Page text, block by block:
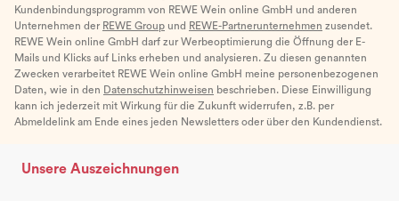
Kundenbindungsprogramm von REWE Wein online GmbH und anderen
Unternehmen der REWE Group und REWE-Partnerunternehmen zusendet.
REWE Wein online GmbH darf zur Werbeoptimierung die Öffnung der E-
Mails und Klicks auf Links erheben und analysieren. Zu diesen genannten
Zwecken verarbeitet REWE Wein online GmbH meine personenbezogenen
Daten, wie in den Datenschutzhinweisen beschrieben. Diese Einwilligung
kann ich jederzeit mit Wirkung für die Zukunft widerrufen, z.B. per
Abmeldelink am Ende eines jeden Newsletters oder über den Kundendienst.
Unsere Auszeichnungen